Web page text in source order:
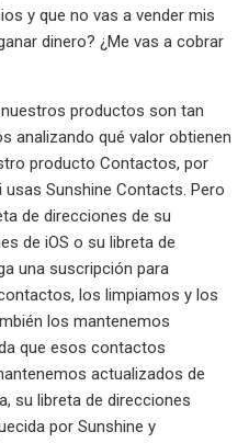
y que no vas a vender mis
dinero? ¿Me vas a cobrar
nuestros productos son tan
analizando qué valor obtienen
producto Contactos, por
Sunshine Contacts. Pero
de direcciones de su
de iOS o su libreta de
una suscripción para
los limpiamos y los
los mantenemos
que esos contactos
actualizados de
su libreta de direcciones
por Sunshine y